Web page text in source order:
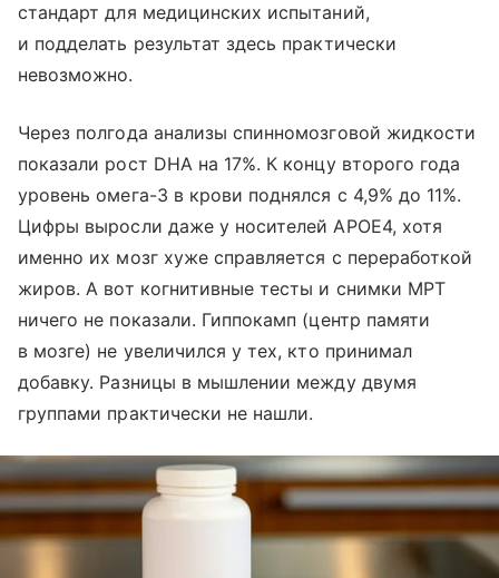
стандарт для медицинских испытаний,
и подделать результат здесь практически
невозможно.
Через полгода анализы спинномозговой жидкости
показали рост DHA на 17%. К концу второго года
уровень омега-3 в крови поднялся с 4,9% до 11%.
Цифры выросли даже у носителей APOE4, хотя
именно их мозг хуже справляется с переработкой
жиров. А вот когнитивные тесты и снимки МРТ
ничего не показали. Гиппокамп (центр памяти
в мозге) не увеличился у тех, кто принимал
добавку. Разницы в мышлении между двумя
группами практически не нашли.